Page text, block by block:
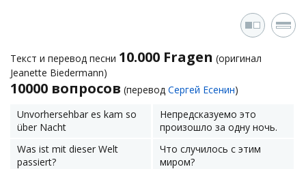
Текст и перевод песни 10.000 Fragen (оригинал
Jeanette Biedermann)
10000 вопросов (перевод Сергей Есенин)
Unvorhersehbar es kam so
über Nacht
Непредсказуемо это
произошло за одну ночь.
Was ist mit dieser Welt
passiert?
Что случилось с этим
миром?